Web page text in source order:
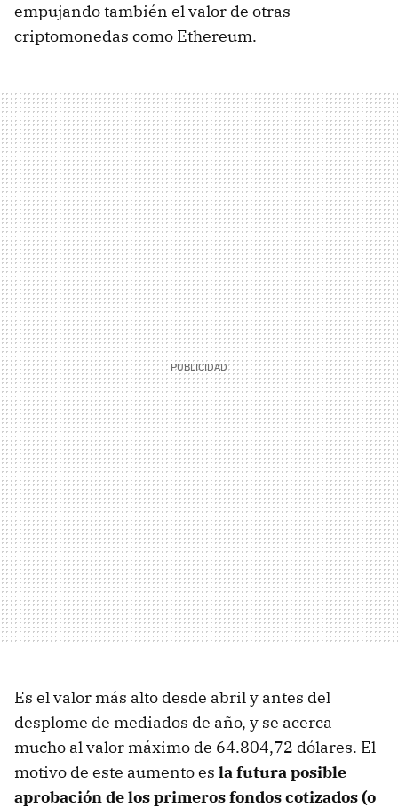
empujando también el valor de otras
criptomonedas como Ethereum.
Es el valor más alto desde abril y antes del
desplome de mediados de año, y se acerca
mucho al valor máximo de 64.804,72 dólares. El
motivo de este aumento es la futura posible
aprobación de los primeros fondos cotizados (o